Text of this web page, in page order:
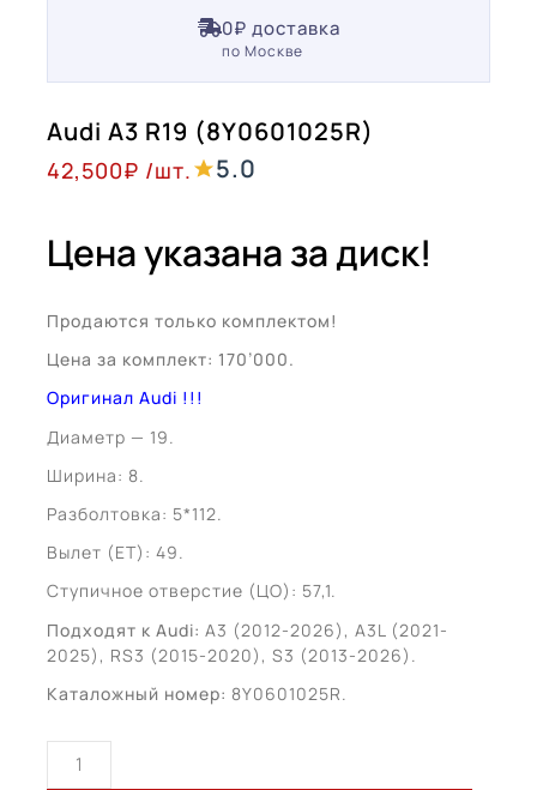
0₽ доставка
по Москве
Audi A3 R19 (8Y0601025R)
42,500₽ /шт. 5.0
Цена указана за диск!
Продаются только комплектом!
Цена за комплект: 170’000.
Оригинал Audi !!!
Диаметр — 19.
Ширина: 8.
Разболтовка: 5*112.
Вылет (ЕТ): 49.
Ступичное отверстие (ЦО): 57,1.
Подходят к Audi: A3 (2012-2026), A3L (2021-
2025), RS3 (2015-2020), S3 (2013-2026).
Каталожный номер: 8Y0601025R.
Количество
товара